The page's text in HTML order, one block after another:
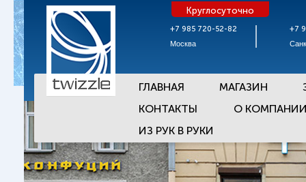
+7 985 720-52-82
Москва
Круглосуточно
+7
ГЛАВНАЯ МАГАЗИН
КОНТАКТЫ
О
ИЗ РУК В РУКИ